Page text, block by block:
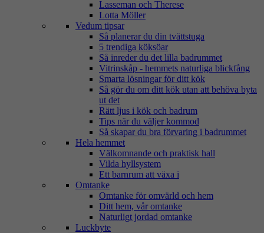
Lasseman och Therese
Lotta Möller
Vedum tipsar
Så planerar du din tvättstuga
5 trendiga köksöar
Så inreder du det lilla badrummet
Vitrinskåp - hemmets naturliga blickfång
Smarta lösningar för ditt kök
Så gör du om ditt kök utan att behöva byta
ut det
Rätt ljus i kök och badrum
Tips när du väljer kommod
Så skapar du bra förvaring i badrummet
Hela hemmet
Välkomnande och praktisk hall
Vilda hyllsystem
Ett barnrum att växa i
Omtanke
Omtanke för omvärld och hem
Ditt hem, vår omtanke
Naturligt jordad omtanke
Luckbyte